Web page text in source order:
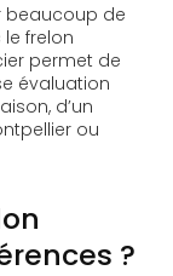
beaucoup de
frelon
permet de
évaluation
d’un
ou
?